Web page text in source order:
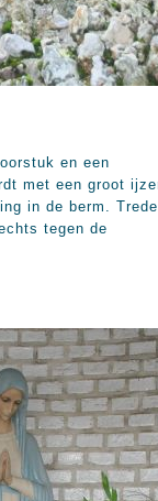
en een
met een groot
in de berm.
tegen de